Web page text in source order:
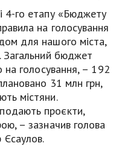
4-го етапу «Бюджету
на голосування
для нашого міста,
Загальний бюджет
на голосування, – 192
31 млн грн,
містяни.
проєкти,
– зазначив голова
Єсаулов.